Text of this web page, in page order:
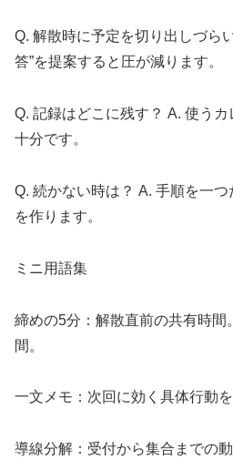
Q. 解散時に予定を切り出しづら
答”を提案すると圧が減ります。
Q. 記録はどこに残す？ A. 使う
十分です。
Q. 続かない時は？ A. 手順を一
を作ります。
ミニ用語集
締めの5分：解散直前の共有時間
間。
一文メモ：次回に効く具体行動を
導線分解：受付から集合までの